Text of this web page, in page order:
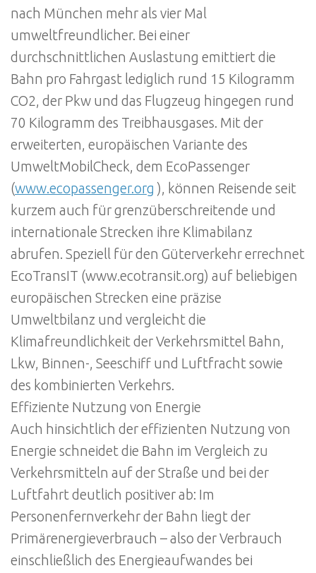
nach München mehr als vier Mal
umweltfreundlicher. Bei einer
durchschnittlichen Auslastung emittiert die
Bahn pro Fahrgast lediglich rund 15 Kilogramm
CO2, der Pkw und das Flugzeug hingegen rund
70 Kilogramm des Treibhausgases. Mit der
erweiterten, europäischen Variante des
UmweltMobilCheck, dem EcoPassenger
(www.ecopassenger.org ), können Reisende seit
kurzem auch für grenzüberschreitende und
internationale Strecken ihre Klimabilanz
abrufen. Speziell für den Güterverkehr errechnet
EcoTransIT (www.ecotransit.org) auf beliebigen
europäischen Strecken eine präzise
Umweltbilanz und vergleicht die
Klimafreundlichkeit der Verkehrsmittel Bahn,
Lkw, Binnen-, Seeschiff und Luftfracht sowie
des kombinierten Verkehrs.
Effiziente Nutzung von Energie
Auch hinsichtlich der effizienten Nutzung von
Energie schneidet die Bahn im Vergleich zu
Verkehrsmitteln auf der Straße und bei der
Luftfahrt deutlich positiver ab: Im
Personenfernverkehr der Bahn liegt der
Primärenergieverbrauch – also der Verbrauch
einschließlich des Energieaufwandes bei